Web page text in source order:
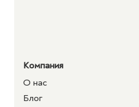
Компания
О нас
Блог